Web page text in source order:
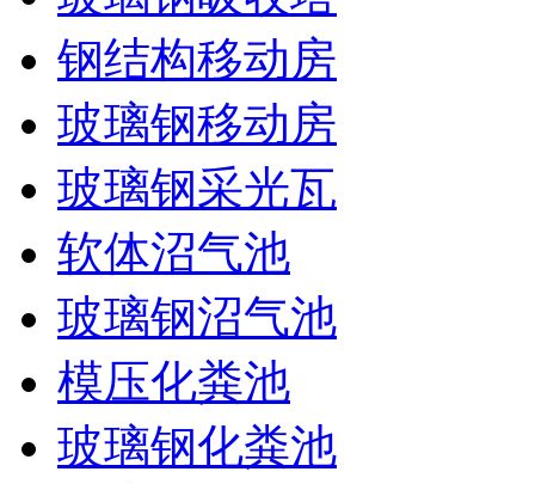
钢结构移动房
玻璃钢移动房
玻璃钢采光瓦
软体沼气池
玻璃钢沼气池
模压化粪池
玻璃钢化粪池